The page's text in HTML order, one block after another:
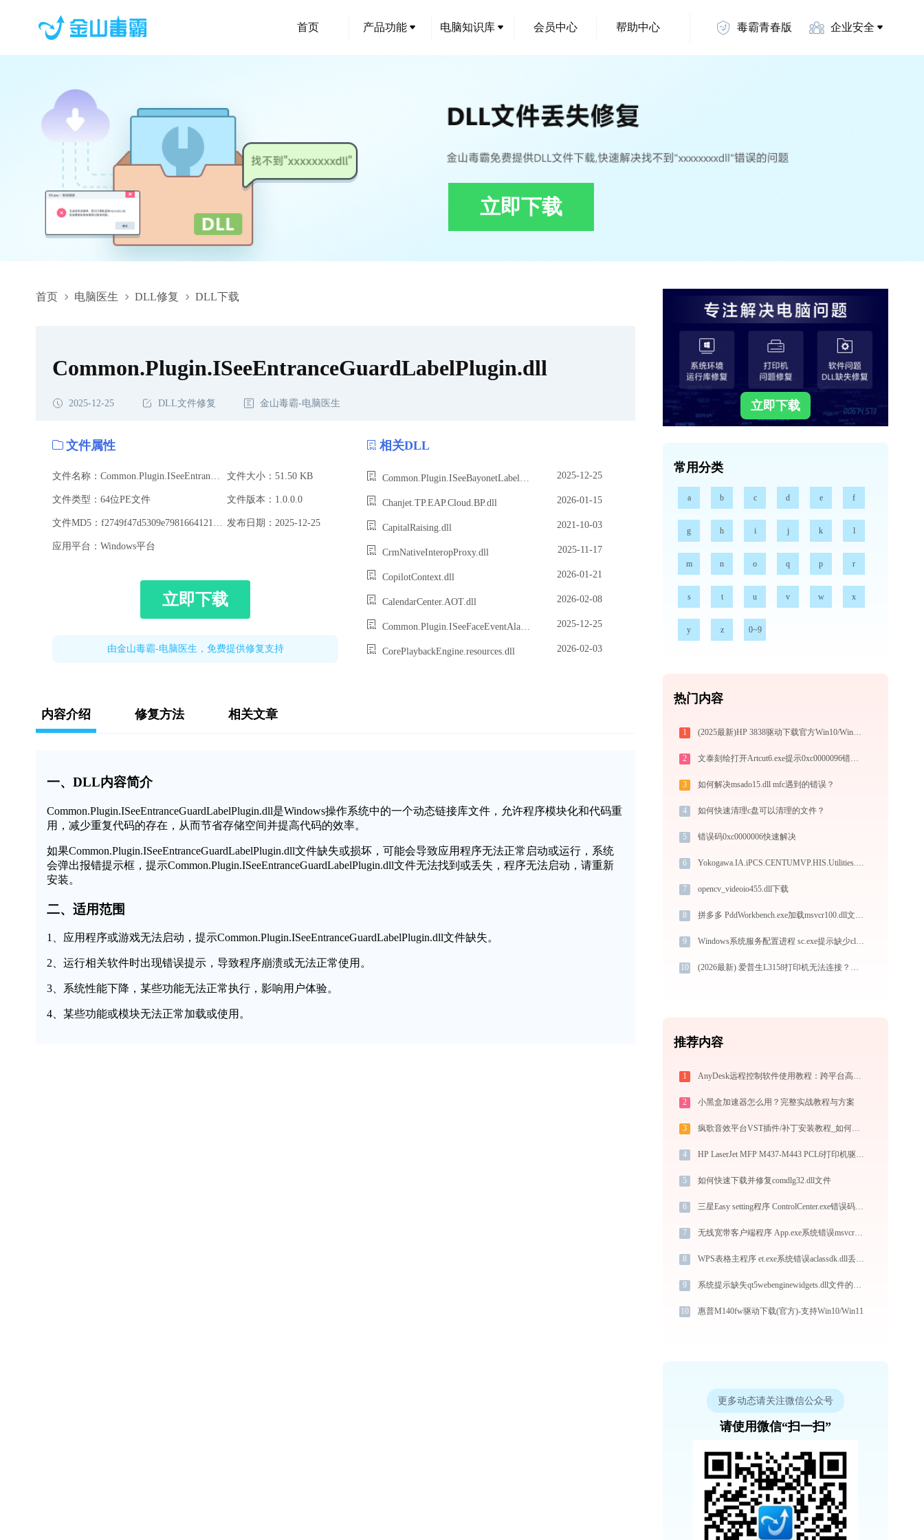
首页 产品功能 电脑知识库 会员中心 帮助中心 毒霸青春版 企业安全
立即下载
首页 电脑医生 DLL修复 DLL下载
Common.Plugin.ISeeEntranceGuardLabelPlugin.dll,Common.Plugin.ISeeEntranceGuardLabelPlugin.dll下
Common.Plugin.ISeeEntranceGuardLabelPlugin.dll
2025-12-25 DLL文件修复 金山毒霸-电脑医生
文件属性
文件大小：51.50 KB
文件类型：64位PE文件 文件版本：1.0.0.0
发布日期：2025-12-25
应用平台：Windows平台
立即下载
由金山毒霸-电脑医生，免费提供修复支持
相关DLL
Common.Plugin.ISeeBayonetLabelPlugin.dll 2025-12-25
Chanjet.TP.EAP.Cloud.BP.dll 2026-01-15
CapitalRaising.dll 2021-10-03
CrmNativeInteropProxy.dll 2025-11-17
CopilotContext.dll 2026-01-21
CalendarCenter.AOT.dll 2026-02-08
Common.Plugin.ISeeFaceEventAlarmDetailPlugin.dll 2025-12-25
CorePlaybackEngine.resources.dll 2026-02-03
内容介绍 修复方法 相关文章
一、DLL内容简介
Common.Plugin.ISeeEntranceGuardLabelPlugin.dll是Windows操作系统中的一个动态链接库文件，允许程序模块化和代码重
用，减少重复代码的存在，从而节省存储空间并提高代码的效率。
如果Common.Plugin.ISeeEntranceGuardLabelPlugin.dll文件缺失或损坏，可能会导致应用程序无法正常启动或运行，系统
会弹出报错提示框，提示Common.Plugin.ISeeEntranceGuardLabelPlugin.dll文件无法找到或丢失，程序无法启动，请重新
安装。
二、适用范围
1、应用程序或游戏无法启动，提示Common.Plugin.ISeeEntranceGuardLabelPlugin.dll文件缺失。
2、运行相关软件时出现错误提示，导致程序崩溃或无法正常使用。
3、系统性能下降，某些功能无法正常执行，影响用户体验。
4、某些功能或模块无法正常加载或使用。
立即下载
常用分类
a b c d e f
g h i j k l
m n o q p r
s t u v w x
y z 0~9
热门内容
1 (2025最新)HP 3838驱动下载官方Win10/Win11安装指南
2 文泰刻绘打开Artcut6.exe提示0xc0000096错误码怎么办
3 如何解决msado15.dll mfc遇到的错误？
4 如何快速清理c盘可以清理的文件？
5 错误码0xc0000006快速解决
6 Yokogawa.IA.iPCS.CENTUMVP.HIS.Utilities.ni.dll下载
7 opencv_videoio455.dll下载
8 拼多多 PddWorkbench.exe加载msvcr100.dll文件丢失处理办法
9 Windows系统服务配置进程 sc.exe提示缺少clientframe.dll文件的解决办法
10 (2026最新) 爱普生L3158打印机无法连接？教你快速解决！-金山毒霸
推荐内容
1 AnyDesk远程控制软件使用教程：跨平台高速远程桌面连接完全指南
2 小黑盒加速器怎么用？完整实战教程与方案
3 疯歌音效平台VST插件/补丁安装教程_如何加载插件效果包
4 HP LaserJet MFP M437-M443 PCL6打印机驱动下载与安装教程：新手也能轻松搞定
5 如何快速下载并修复comdlg32.dll文件
6 三星Easy setting程序 ControlCenter.exe错误码0xc0000005处理办法
7 无线宽带客户端程序 App.exe系统错误msvcr120.dll丢失如何解决
8 WPS表格主程序 et.exe系统错误aclassdk.dll丢失如何解决
9 系统提示缺失qt5webenginewidgets.dll文件的解决方法
10 惠普M140fw驱动下载(官方)-支持Win10/Win11
更多动态请关注微信公众号
请使用微信“扫一扫”